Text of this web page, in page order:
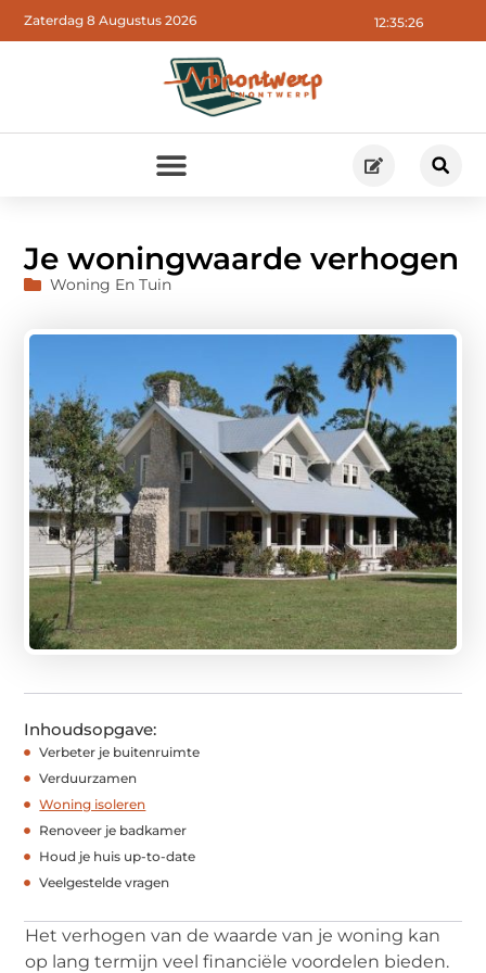
12:35:27
Zaterdag 8 Augustus 2026
Je woningwaarde verhogen
Woning En Tuin
Inhoudsopgave:
Verbeter je buitenruimte
Verduurzamen
Woning isoleren
Renoveer je badkamer
Houd je huis up-to-date
Veelgestelde vragen
Het verhogen van de waarde van je woning kan
op lang termijn veel financiële voordelen bieden.